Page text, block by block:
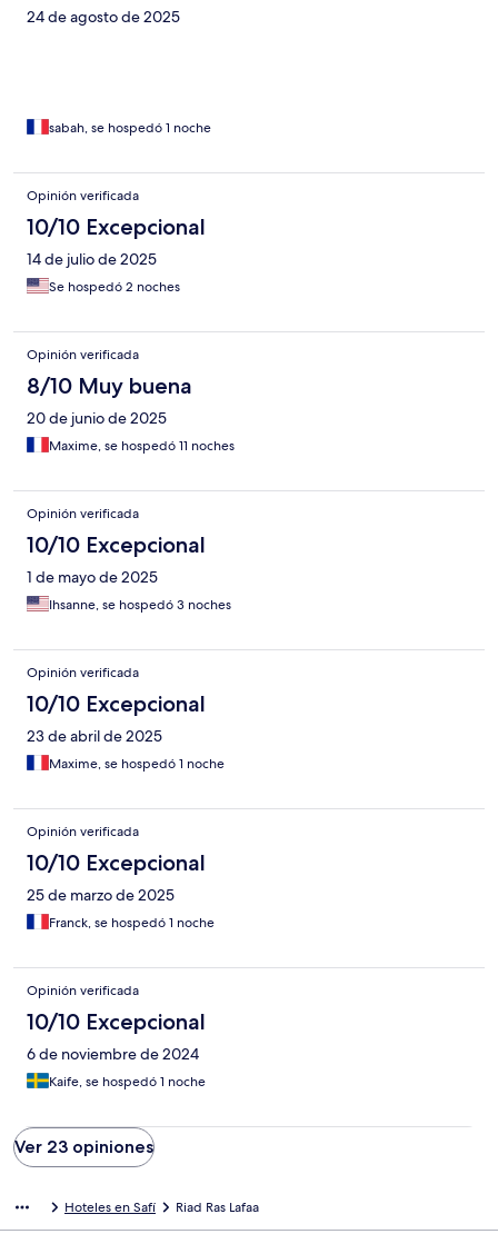
24 de agosto de 2025
sabah, se hospedó 1 noche
Opinión verificada
10/10 Excepcional
14 de julio de 2025
Se hospedó 2 noches
Opinión verificada
8/10 Muy buena
20 de junio de 2025
Maxime, se hospedó 11 noches
Opinión verificada
10/10 Excepcional
1 de mayo de 2025
Ihsanne, se hospedó 3 noches
Opinión verificada
10/10 Excepcional
23 de abril de 2025
Maxime, se hospedó 1 noche
Opinión verificada
10/10 Excepcional
25 de marzo de 2025
Franck, se hospedó 1 noche
Opinión verificada
10/10 Excepcional
6 de noviembre de 2024
Kaife, se hospedó 1 noche
Ver 23 opiniones
Hoteles en Safí Riad Ras Lafaa